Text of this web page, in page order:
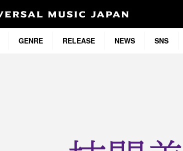
GENRE RELEASE NEWS SNS